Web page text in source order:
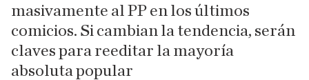
masivamente al PP en los últimos
comicios. Si cambian la tendencia, serán
claves para reeditar la mayoría
absoluta popular